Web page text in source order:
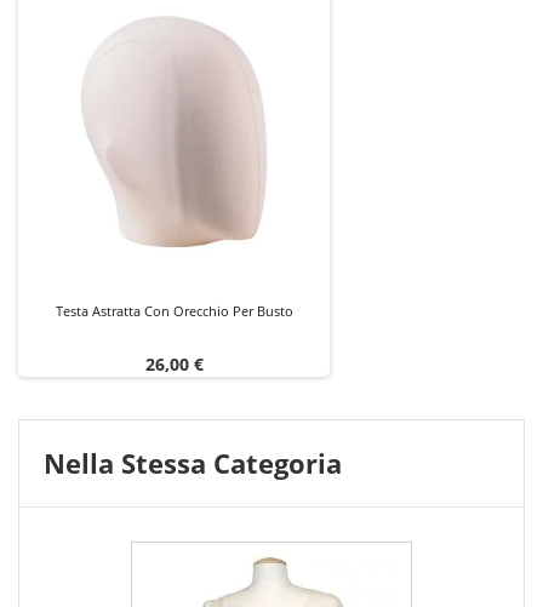
Testa Astratta Con Orecchio Per Busto
Prezzo
26,00 €
Nella Stessa Categoria